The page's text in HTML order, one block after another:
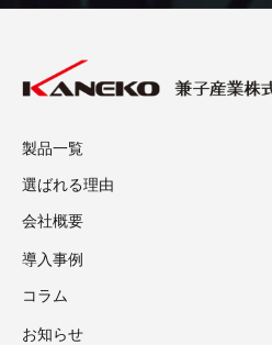
製品一覧
選ばれる理由
会社概要
導入事例
コラム
お知らせ